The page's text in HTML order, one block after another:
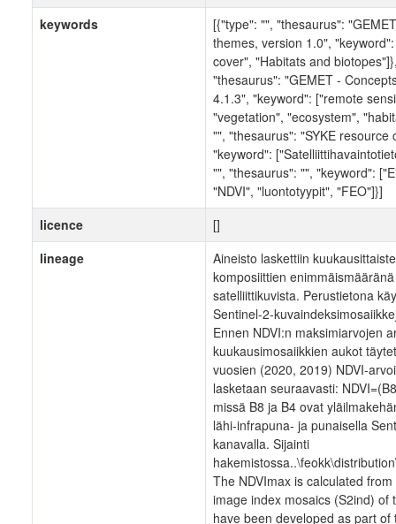
keywords
[{"type": "", "thesaurus":
themes, version 1.0",
cover", "Habitats and
"thesaurus": "GEMET -
4.1.3", "keyword": ["remote
"vegetation", "ecosystem",
"", "thesaurus": "SYKE resource
"keyword":
"", "thesaurus": "", "keyword":
"NDVI", "luontotyypit", "FEO"]}]
licence
[]
lineage
Aineisto laskettiin
komposiittien
satelliittikuvista. Perustietona
Sentinel-2-
Ennen NDVI:n maksimiarvojen
kuukausimosaiikkien aukot
vuosien (2020, 2019) NDVI-
lasketaan seuraavasti:
missä B8 ja B4 ovat
lähi-infrapuna- ja punaisella
kanavalla. Sijainti
The NDVImax is calculated
image index mosaics (S2ind) of
have been developed as part of